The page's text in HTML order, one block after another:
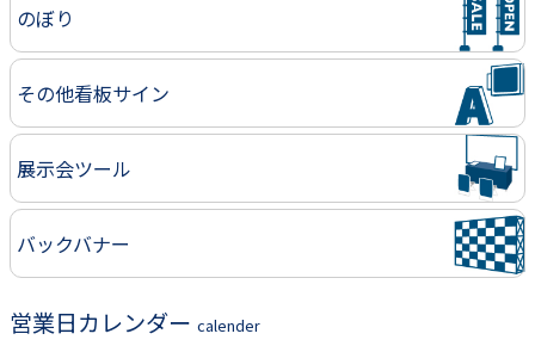
のぼり
その他看板サイン
展示会ツール
バックバナー
営業日カレンダー calender